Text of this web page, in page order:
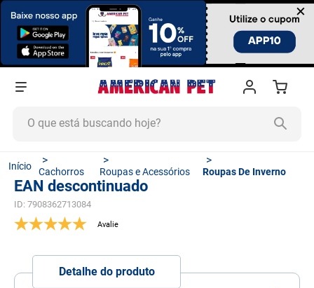
×
Cachorros Roupas e Acessórios Roupas De Inverno
EAN descontinuado
ID: 7908362713084
Detalhe do produto
TERMOS MAIS BUSCADOS
1º
ração cachorro
ração